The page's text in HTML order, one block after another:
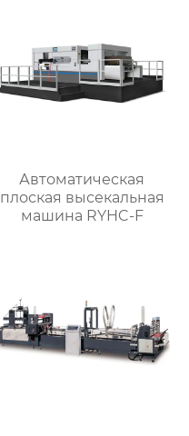
Автоматическая
плоская высекальная
машина RYHC-F